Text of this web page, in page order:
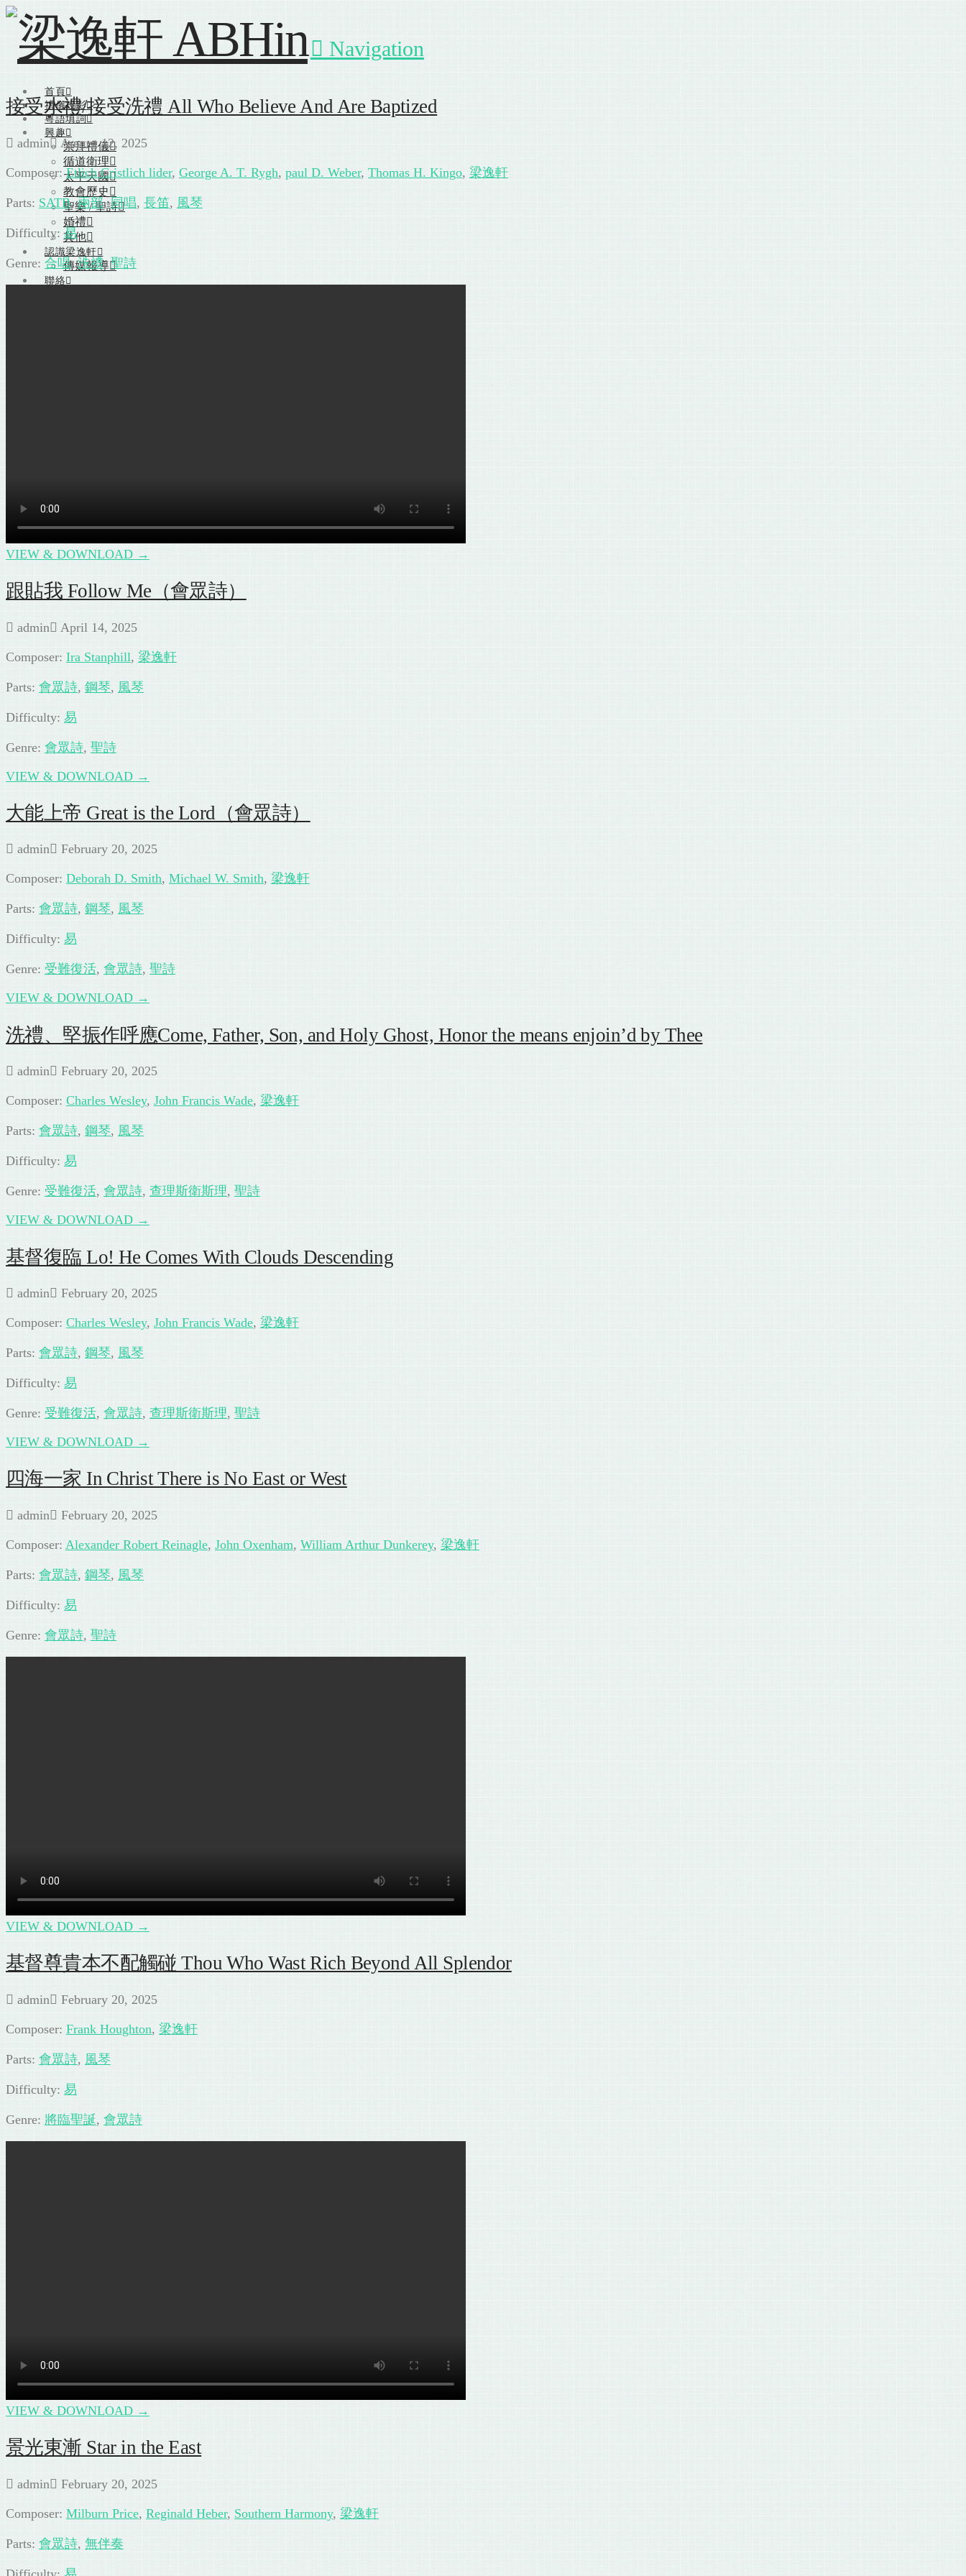
Navigation
首頁
禮儀投影
粵語填詞
興趣
崇拜禮儀
循道衛理
太平天國
教會歷史
聖樂 / 聖詩
婚禮
其他
認識梁逸軒
傳媒報導
聯絡
聯絡
SEARCH
接受水禮/接受洗禮 All Who Believe And Are Baptized
admin August 12, 2025
Composer:Etlich Cristlich lider, George A. T. Rygh, paul D. Weber, Thomas H. Kingo, 梁逸軒
Parts: SATB,兩部,同唱, 長笛, 風琴
Difficulty:易
Genre: 合唱,洗禮,聖詩
VIEW & DOWNLOAD →
跟貼我 Follow Me（會眾詩）
admin April 14, 2025
Composer: Ira Stanphill, 梁逸軒
Parts: 會眾詩, 鋼琴, 風琴
Difficulty: 易
Genre: 會眾詩, 聖詩
VIEW & DOWNLOAD →
大能上帝 Great is the Lord（會眾詩）
admin February 20, 2025
Composer: Deborah D. Smith, Michael W. Smith, 梁逸軒
Parts: 會眾詩, 鋼琴, 風琴
Difficulty: 易
Genre: 受難復活, 會眾詩, 聖詩
VIEW & DOWNLOAD →
洗禮、堅振作呼應Come, Father, Son, and Holy Ghost, Honor the means enjoin’d by Thee
admin February 20, 2025
Composer: Charles Wesley, John Francis Wade, 梁逸軒
Parts: 會眾詩, 鋼琴, 風琴
Difficulty: 易
Genre: 受難復活, 會眾詩, 查理斯衛斯理, 聖詩
VIEW & DOWNLOAD →
基督復臨 Lo! He Comes With Clouds Descending
admin February 20, 2025
Composer: Charles Wesley, John Francis Wade, 梁逸軒
Parts: 會眾詩, 鋼琴, 風琴
Difficulty: 易
Genre: 受難復活, 會眾詩, 查理斯衛斯理, 聖詩
VIEW & DOWNLOAD →
四海一家 In Christ There is No East or West
admin February 20, 2025
Composer: Alexander Robert Reinagle, John Oxenham, William Arthur Dunkerey, 梁逸軒
Parts: 會眾詩, 鋼琴, 風琴
Difficulty: 易
Genre: 會眾詩, 聖詩
VIEW & DOWNLOAD →
基督尊貴本不配觸碰 Thou Who Wast Rich Beyond All Splendor
admin February 20, 2025
Composer: Frank Houghton, 梁逸軒
Parts: 會眾詩, 風琴
Difficulty: 易
Genre: 將臨聖誕, 會眾詩
VIEW & DOWNLOAD →
景光東漸 Star in the East
admin February 20, 2025
Composer: Milburn Price, Reginald Heber, Southern Harmony, 梁逸軒
Parts: 會眾詩, 無伴奏